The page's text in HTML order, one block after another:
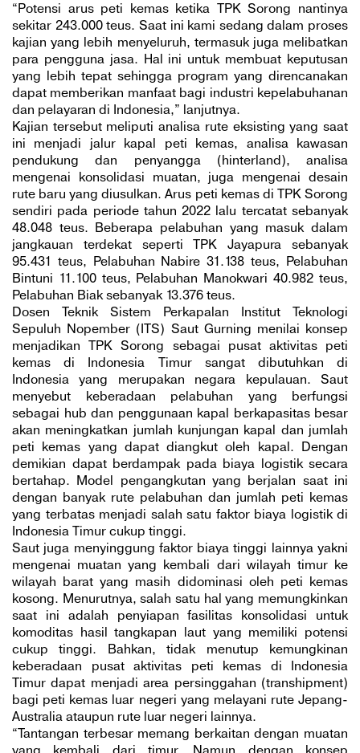
“Potensi arus peti kemas ketika TPK Sorong nantinya
sekitar 243.000 teus. Saat ini kami sedang dalam proses
kajian yang lebih menyeluruh, termasuk juga melibatkan
para pengguna jasa. Hal ini untuk membuat keputusan
yang lebih tepat sehingga program yang direncanakan
dapat memberikan manfaat bagi industri kepelabuhanan
dan pelayaran di Indonesia,” lanjutnya.
Kajian tersebut meliputi analisa rute eksisting yang saat
ini menjadi jalur kapal peti kemas, analisa kawasan
pendukung dan penyangga (hinterland), analisa
mengenai konsolidasi muatan, juga mengenai desain
rute baru yang diusulkan. Arus peti kemas di TPK Sorong
sendiri pada periode tahun 2022 lalu tercatat sebanyak
48.048 teus. Beberapa pelabuhan yang masuk dalam
jangkauan terdekat seperti TPK Jayapura sebanyak
95.431 teus, Pelabuhan Nabire 31.138 teus, Pelabuhan
Bintuni 11.100 teus, Pelabuhan Manokwari 40.982 teus,
Pelabuhan Biak sebanyak 13.376 teus.
Dosen Teknik Sistem Perkapalan Institut Teknologi
Sepuluh Nopember (ITS) Saut Gurning menilai konsep
menjadikan TPK Sorong sebagai pusat aktivitas peti
kemas di Indonesia Timur sangat dibutuhkan di
Indonesia yang merupakan negara kepulauan. Saut
menyebut keberadaan pelabuhan yang berfungsi
sebagai hub dan penggunaan kapal berkapasitas besar
akan meningkatkan jumlah kunjungan kapal dan jumlah
peti kemas yang dapat diangkut oleh kapal. Dengan
demikian dapat berdampak pada biaya logistik secara
bertahap. Model pengangkutan yang berjalan saat ini
dengan banyak rute pelabuhan dan jumlah peti kemas
yang terbatas menjadi salah satu faktor biaya logistik di
Indonesia Timur cukup tinggi.
Saut juga menyinggung faktor biaya tinggi lainnya yakni
mengenai muatan yang kembali dari wilayah timur ke
wilayah barat yang masih didominasi oleh peti kemas
kosong. Menurutnya, salah satu hal yang memungkinkan
saat ini adalah penyiapan fasilitas konsolidasi untuk
komoditas hasil tangkapan laut yang memiliki potensi
cukup tinggi. Bahkan, tidak menutup kemungkinan
keberadaan pusat aktivitas peti kemas di Indonesia
Timur dapat menjadi area persinggahan (transhipment)
bagi peti kemas luar negeri yang melayani rute Jepang-
Australia ataupun rute luar negeri lainnya.
“Tantangan terbesar memang berkaitan dengan muatan